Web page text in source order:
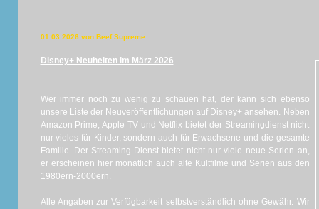
01.03.2026 von Beef Supreme
Disney+ Neuheiten im März 2026
Wer immer noch zu wenig zu schauen hat, der kann sich ebenso
unsere Liste der Neuveröffentlichungen auf Disney+ ansehen. Neben
Amazon Prime, Apple TV und Netflix bietet der Streamingdienst nicht
nur vieles für Kinder, sondern auch für Erwachsene und die gesamte
Familie. Der Streaming-Dienst bietet nicht nur viele neue Serien an,
er erscheinen hier monatlich auch alte Kultfilme und Serien aus den
1980ern-2000ern.
Alle Angaben zur Verfügbarkeit selbstverständlich ohne Gewähr. Wir